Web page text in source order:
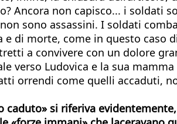
Ancora non capisco... i soldati
sono assassini. I soldati
di morte, come in questo caso
a convivere con un dolore
verso Ludovica e la sua
orrendi come quelli accaduti,
si riferiva